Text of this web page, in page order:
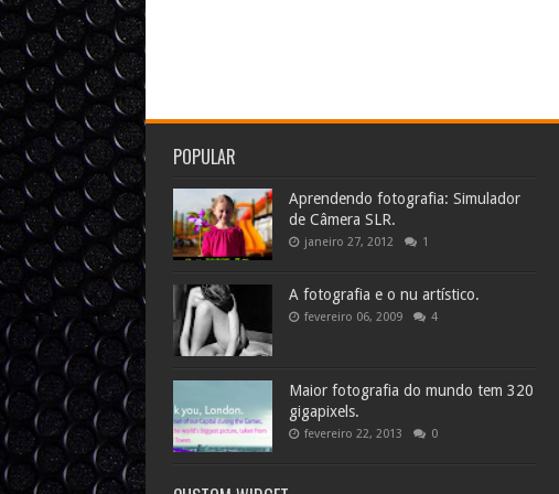
POPULAR
Aprendendo fotografia: Simulador
de Câmera SLR.
janeiro 27, 2012 1
A fotografia e o nu artístico.
fevereiro 06, 2009 4
Maior fotografia do mundo tem 320
gigapixels.
fevereiro 22, 2013 0